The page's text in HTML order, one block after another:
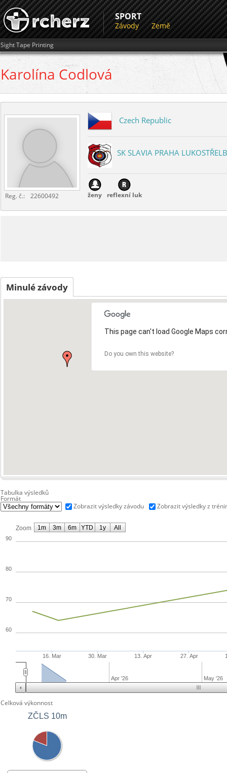
SPORT
Závody Země
Sight Tape Printing
Karolína Codlová
Reg. č.: 22600492
Czech Republic
SK SLAVIA PRAHA
ženy reflexní luk
Minulé závody
This page can't load Google Maps
Do you own this website?
Tabulka výsledků
Formát
Zobrazit výsledky závodu
Zobrazit výsledky z
Zoom
16. Mar 30. Mar 13. Apr 27. Apr
60
70
80
90
Apr '26 May '26
1m 3m 6m YTD 1y All
Celková výkonnost
ZČLS 10m